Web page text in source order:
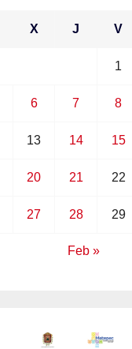
X J V
1
6 7 8
13 14 15
20 21 22
27 28 29
Feb »